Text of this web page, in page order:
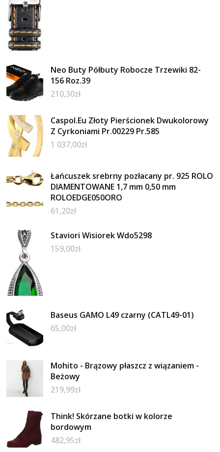
Neo Buty Półbuty Robocze Trzewiki 82-
156 Roz.39
210,30zł
Caspol.Eu Złoty Pierścionek Dwukolorowy
Z Cyrkoniami Pr.00229 Pr.585
1 037,00zł
Łańcuszek srebrny pozłacany pr. 925 ROLO
DIAMENTOWANE 1,7 mm 0,50 mm
ROLOEDGE050ORO
61,20zł
Staviori Wisiorek Wdo5298
159,00zł
Baseus GAMO L49 czarny (CATL49-01)
65,00zł
Mohito - Brązowy płaszcz z wiązaniem -
Beżowy
219,99zł
Think! Skórzane botki w kolorze
bordowym
482,95zł